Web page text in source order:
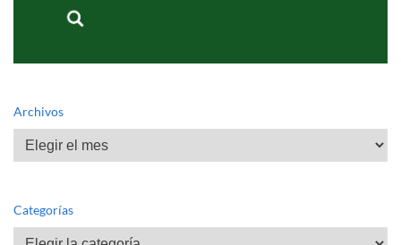
Archivos
Archivos
Categorías
Categorías